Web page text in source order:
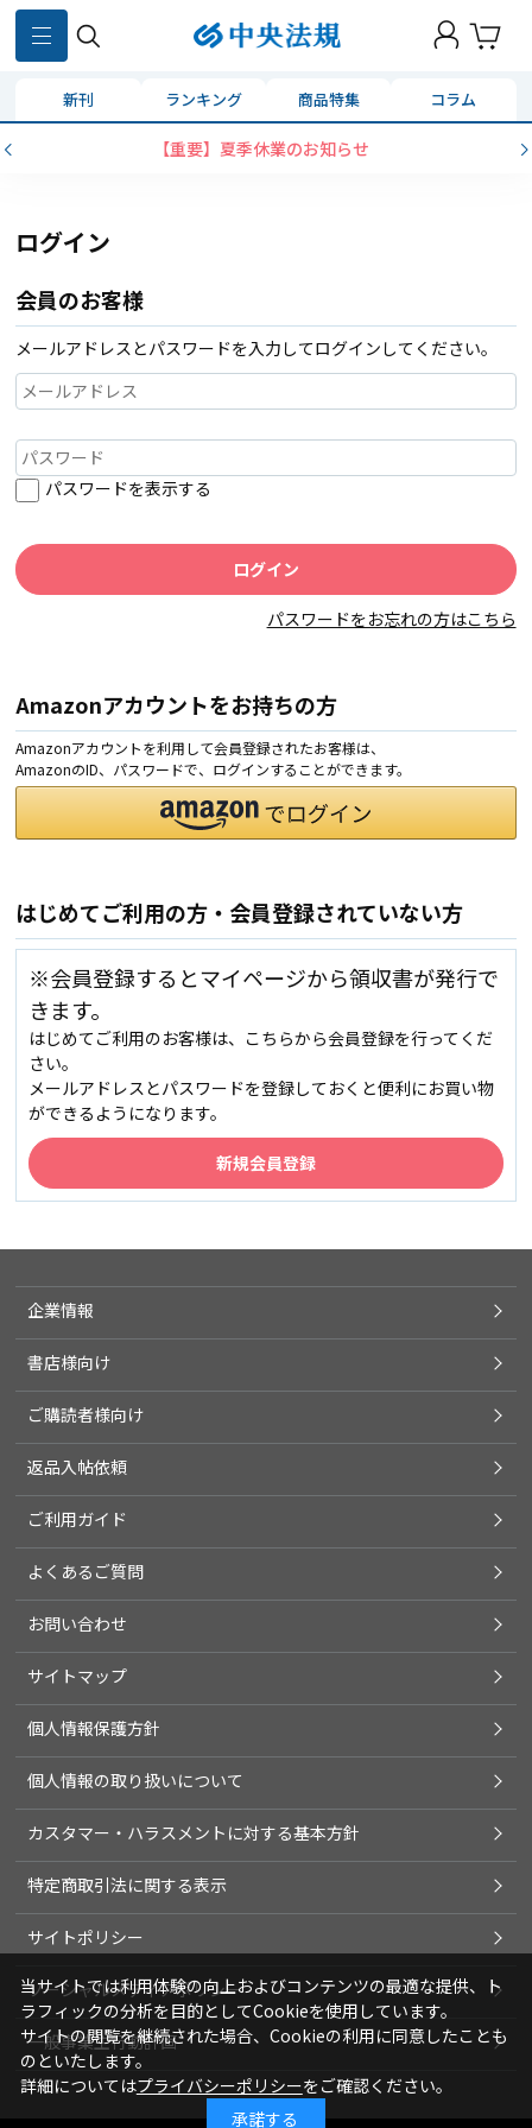
新刊 ランキング 商品特集 コラム
【重要】夏季休業のお知らせ
ログイン
会員のお客様
メールアドレスとパスワードを入力してログインしてください。
パスワードを表示する
パスワードをお忘れの方はこちら
Amazonアカウントをお持ちの方
Amazonアカウントを利用して会員登録されたお客様は、
AmazonのID、パスワードで、ログインすることができます。
はじめてご利用の方・会員登録されていない方
※会員登録するとマイページから領収書が発行で
きます。
はじめてご利用のお客様は、こちらから会員登録を行ってくだ
さい。
メールアドレスとパスワードを登録しておくと便利にお買い物
ができるようになります。
企業情報
書店様向け
ご購読者様向け
返品入帖依頼
ご利用ガイド
よくあるご質問
お問い合わせ
サイトマップ
個人情報保護方針
個人情報の取り扱いについて
カスタマー・ハラスメントに対する基本方針
特定商取引法に関する表示
サイトポリシー
ソーシャルメディアポリシー
一般事業主行動計画
当サイトでは利用体験の向上およびコンテンツの最適な提供、ト
ラフィックの分析を目的としてCookieを使用しています。
サイトの閲覧を継続された場合、Cookieの利用に同意したことも
のといたします。
詳細についてはプライバシーポリシーをご確認ください。
承諾する